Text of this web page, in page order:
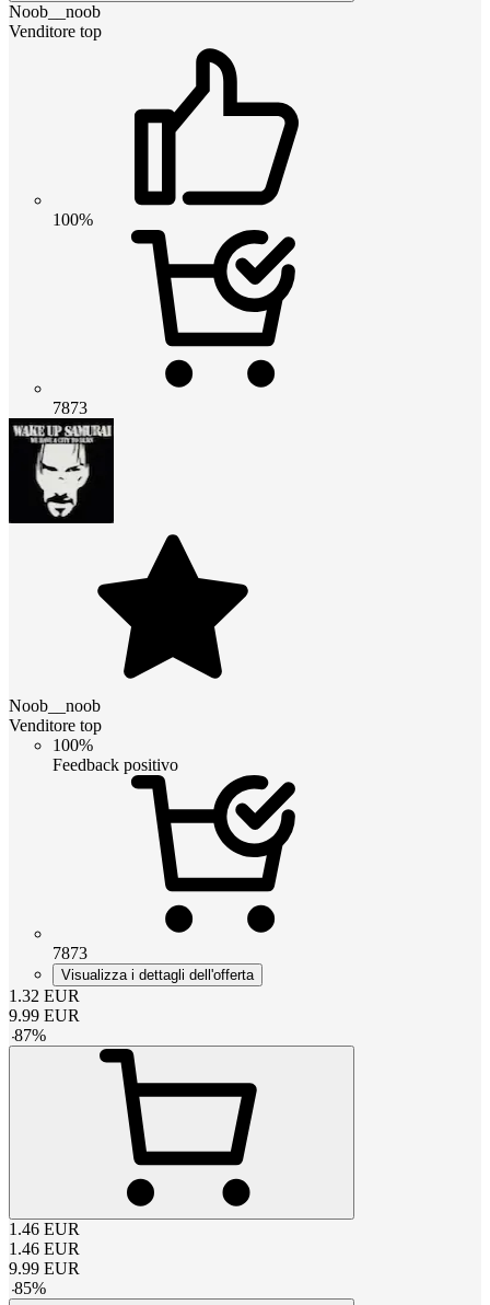
Noob__noob
Venditore top
100%
7873
Noob__noob
Venditore top
100%
Feedback positivo
7873
Visualizza i dettagli dell'offerta
1.32 EUR
9.99 EUR
-87%
1.46 EUR
1.46 EUR
9.99 EUR
-85%